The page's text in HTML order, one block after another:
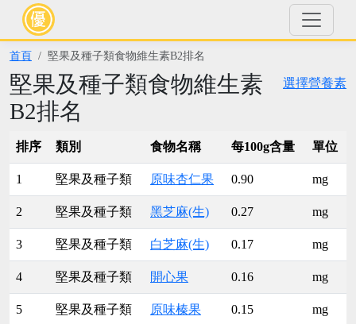
首頁 堅果及種子類食物維生素B2排名
選擇營養素
堅果及種子類食物維生素
B2排名
排序 類別 食物名稱 每100g含量 單位
1 堅果及種子類 原味杏仁果 0.90 mg
2 堅果及種子類 黑芝麻(生) 0.27 mg
3 堅果及種子類 白芝麻(生) 0.17 mg
4 堅果及種子類 開心果 0.16 mg
5 堅果及種子類 原味榛果 0.15 mg